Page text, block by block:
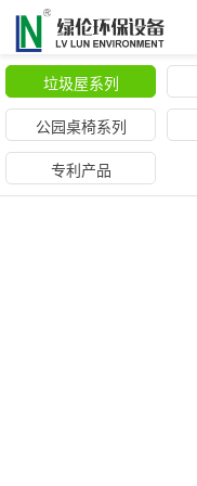
垃圾屋系列
公园桌椅系列
专利产品